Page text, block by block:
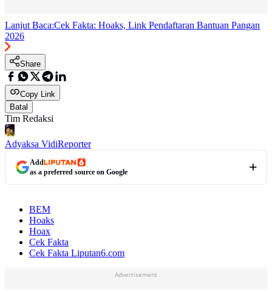
Lanjut Baca:Cek Fakta: Hoaks, Link Pendaftaran Bantuan Pangan
2026
Share
Copy Link
Batal
Tim Redaksi
Adyaksa VidiReporter
Add
as a preferred source on Google
BEM
Hoaks
Hoax
Cek Fakta
Cek Fakta Liputan6.com
Advertisement